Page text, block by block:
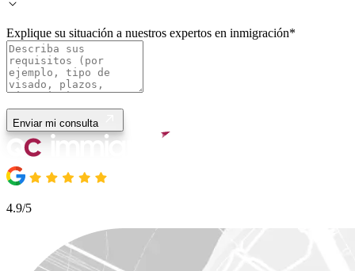
Explique su situación a nuestros expertos en inmigración*
Enviar mi consulta
4.9/5